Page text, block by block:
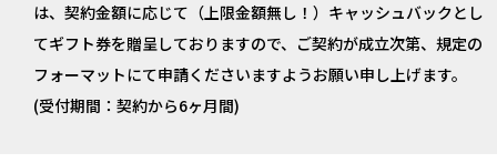
は、契約金額に応じて（上限金額無し！）キャッシュバックとし
てギフト券を贈呈しておりますので、ご契約が成立次第、規定の
フォーマットにて申請くださいますようお願い申し上げます。
(受付期間：契約から6ヶ月間)